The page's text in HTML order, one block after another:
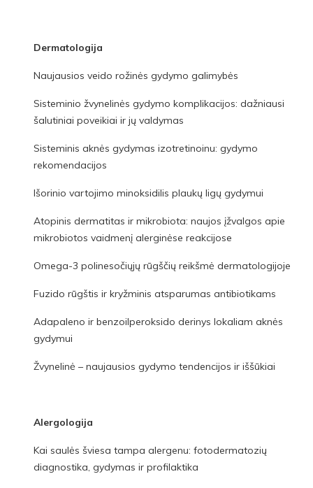
Dermatologija
Naujausios veido rožinės gydymo galimybės
Sisteminio žvynelinės gydymo komplikacijos: dažniausi
šalutiniai poveikiai ir jų valdymas
Sisteminis aknės gydymas izotretinoinu: gydymo
rekomendacijos
Išorinio vartojimo minoksidilis plaukų ligų gydymui
Atopinis dermatitas ir mikrobiota: naujos įžvalgos apie
mikrobiotos vaidmenį alerginėse reakcijose
Omega-3 polinesočiųjų rūgščių reikšmė dermatologijoje
Fuzido rūgštis ir kryžminis atsparumas antibiotikams
Adapaleno ir benzoilperoksido derinys lokaliam aknės
gydymui
Žvynelinė – naujausios gydymo tendencijos ir iššūkiai
Alergologija
Kai saulės šviesa tampa alergenu: fotodermatozių
diagnostika, gydymas ir profilaktika